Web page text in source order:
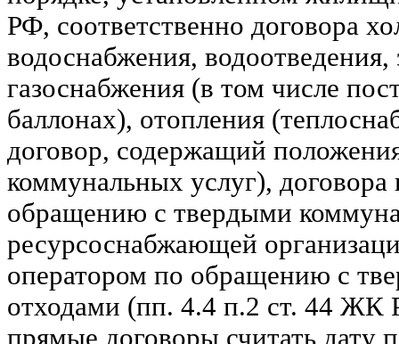
РФ, соответственно договора
водоснабжения, водоотведения,
газоснабжения (в том числе
баллонах), отопления
договор, содержащий
коммунальных услуг), договора
обращению с твердыми
ресурсоснабжающей
оператором по обращению с
отходами (пп. 4.4 п.2 ст. 44 ЖК
прямые договоры считать дату